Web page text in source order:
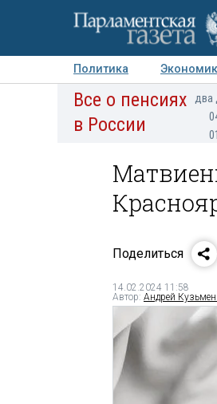
Политика
Авторы Персоны
Все о пенсиях
в России
два
Поделиться
14.02.2024 11:58
Автор: Андрей